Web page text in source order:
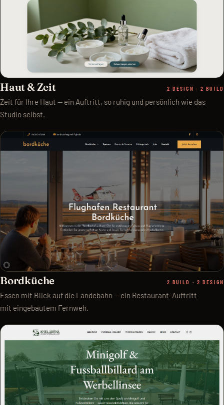
Haut & Zeit 2 DESIGN · 2 BUILD
Zeit für Ihre Haut — ein Auftritt, so ruhig und persönlich wie das
Studio selbst.
Bordküche 2 BUILD · 2 DESIGN
Essen mit Blick auf die Landebahn — ein Restaurant-Auftritt
mit eingebautem Fernweh.